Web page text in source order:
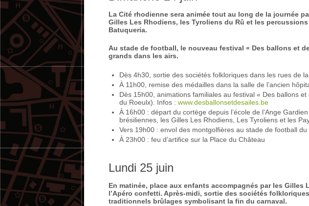
La Cité rhodienne sera animée tout au long de la journée
Gilles Les Rhodiens, les Tyroliens du Rû et les
Batuqueria.
Au stade de football, le nouveau festival « Des ballons et
grands dans les airs.
Dès 4h30, sortie des sociétés folkloriques dans les rues de
À 11h00, remise des médailles dans la salle de l’ancien
Dès 15h00, animations familiales au festival « Des ballons
du Roeulx). Infos :www.desballonsetdesailes.be
À 16h00 : départ du cortège depuis l’école de l’Ange
brésiliennes, les Gilles Les Rhodiens, Les Tyroliens et les
Vers 19h00 : envol des montgolfières au stade de football du
À 23h00 : feu d’artifice sur la Place du Château
Lundi 25 juin
En matinée, place aux enfants accompagnés par les Gilles
l’Apéro confetti. Après-midi, sortie des sociétés
traditionnels brûlages symbolisant la fin du carnaval.